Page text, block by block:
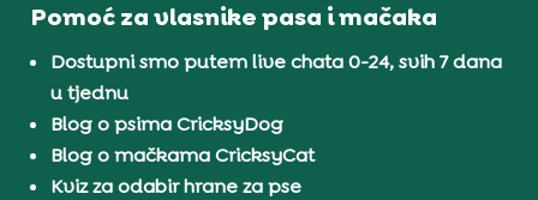
Pomoć za vlasnike pasa i mačaka
Dostupni smo putem live chata 0-24, svih 7 dana
u tjednu
Blog o psima CricksyDog
Blog o mačkama CricksyCat
Kviz za odabir hrane za pse